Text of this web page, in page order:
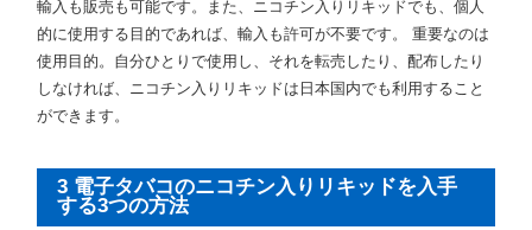
輸入も販売も可能です。また、ニコチン入りリキッドでも、個人
的に使用する目的であれば、輸入も許可が不要です。 重要なのは
使用目的。自分ひとりで使用し、それを転売したり、配布したり
しなければ、ニコチン入りリキッドは日本国内でも利用すること
ができます。
3 電子タバコのニコチン入りリキッドを入手
する3つの方法